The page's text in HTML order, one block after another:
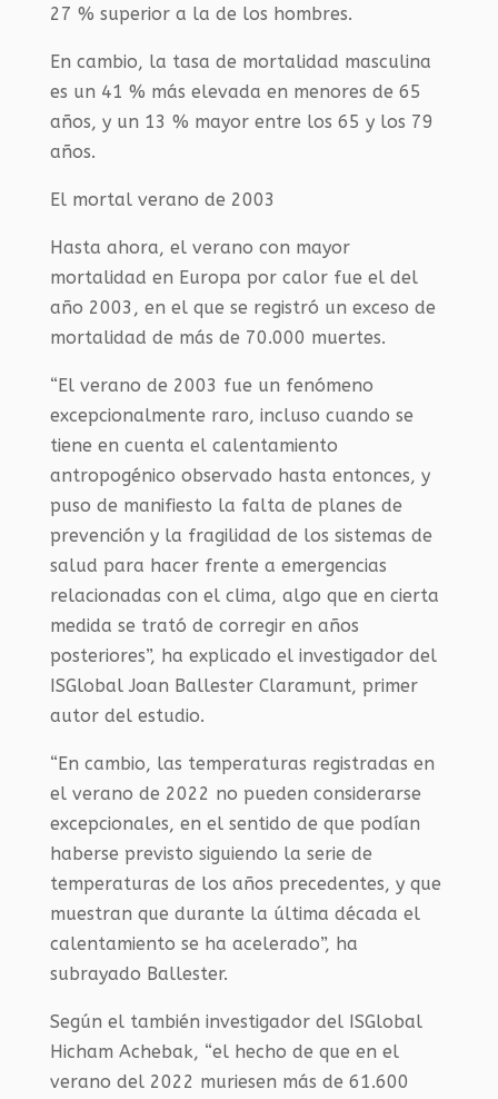
27 % superior a la de los hombres.
En cambio, la tasa de mortalidad masculina
es un 41 % más elevada en menores de 65
años, y un 13 % mayor entre los 65 y los 79
años.
El mortal verano de 2003
Hasta ahora, el verano con mayor
mortalidad en Europa por calor fue el del
año 2003, en el que se registró un exceso de
mortalidad de más de 70.000 muertes.
“El verano de 2003 fue un fenómeno
excepcionalmente raro, incluso cuando se
tiene en cuenta el calentamiento
antropogénico observado hasta entonces, y
puso de manifiesto la falta de planes de
prevención y la fragilidad de los sistemas de
salud para hacer frente a emergencias
relacionadas con el clima, algo que en cierta
medida se trató de corregir en años
posteriores”, ha explicado el investigador del
ISGlobal Joan Ballester Claramunt, primer
autor del estudio.
“En cambio, las temperaturas registradas en
el verano de 2022 no pueden considerarse
excepcionales, en el sentido de que podían
haberse previsto siguiendo la serie de
temperaturas de los años precedentes, y que
muestran que durante la última década el
calentamiento se ha acelerado”, ha
subrayado Ballester.
Según el también investigador del ISGlobal
Hicham Achebak, “el hecho de que en el
verano del 2022 muriesen más de 61.600